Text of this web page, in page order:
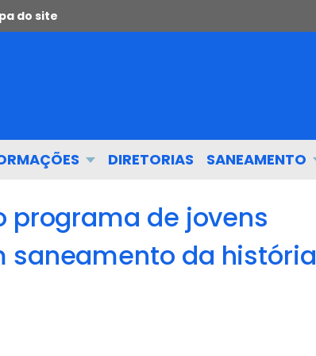
do site
DIRETORIAS SANEAMENTO
programa de jovens
saneamento da história